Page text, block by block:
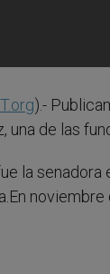
).-
de las
la